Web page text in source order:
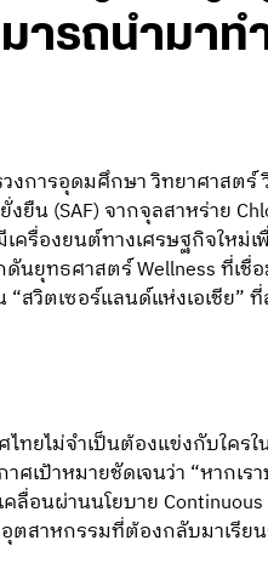
ารถนำมาท
งการอุดมศึกษา วิทยาศาสตร์
น (SAF) จากจุลสาหร่าย
ครื่องยนต์ทางเศรษฐกิจใหม่
ยุทธศาสตร์ Wellness ที่เชื่
“สวิตเซอร์แลนด์แห่งเอเชีย
ไทยไม่จำเป็นต้องแข่งกับใคร
เป้าหมายชัดเจนว่า “หากเรา
ลื่อนผ่านนโยบาย Continuous
ตสาหกรรมที่ต้องกลับมาเรียน